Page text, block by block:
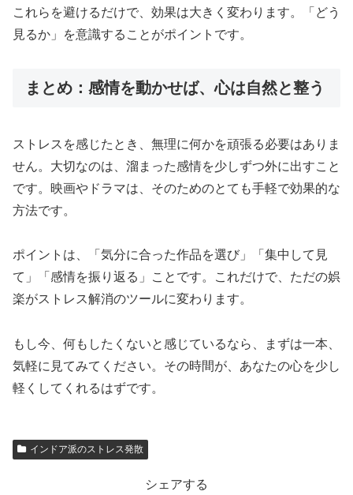
これらを避けるだけで、効果は大きく変わります。「どう
見るか」を意識することがポイントです。
まとめ：感情を動かせば、心は自然と整う
ストレスを感じたとき、無理に何かを頑張る必要はありま
せん。大切なのは、溜まった感情を少しずつ外に出すこと
です。映画やドラマは、そのためのとても手軽で効果的な
方法です。
ポイントは、「気分に合った作品を選び」「集中して見
て」「感情を振り返る」ことです。これだけで、ただの娯
楽がストレス解消のツールに変わります。
もし今、何もしたくないと感じているなら、まずは一本、
気軽に見てみてください。その時間が、あなたの心を少し
軽くしてくれるはずです。
インドア派のストレス発散
シェアする